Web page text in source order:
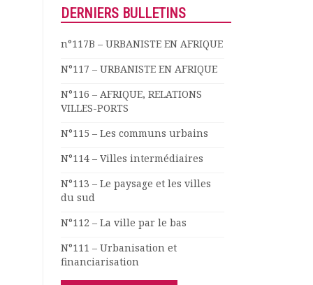
DERNIERS BULLETINS
n°117B – URBANISTE EN AFRIQUE
N°117 – URBANISTE EN AFRIQUE
N°116 – AFRIQUE, RELATIONS
VILLES-PORTS
N°115 – Les communs urbains
N°114 – Villes intermédiaires
N°113 – Le paysage et les villes
du sud
N°112 – La ville par le bas
N°111 – Urbanisation et
financiarisation